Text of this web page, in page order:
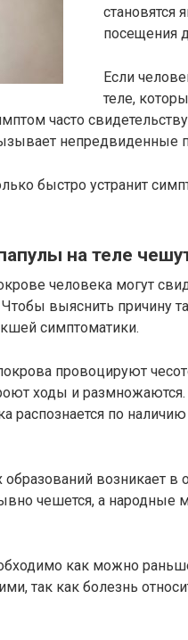
посещения
Если
теле,
часто
непредвиденные
быстро устранит
на теле
человека могут
выяснить причину
симптоматики.
провоцируют
ходы и размножаются.
распознается по
возникает в
чешется, а народные
как можно
так как болезнь